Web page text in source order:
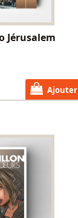
Jérusalem
Ajouter